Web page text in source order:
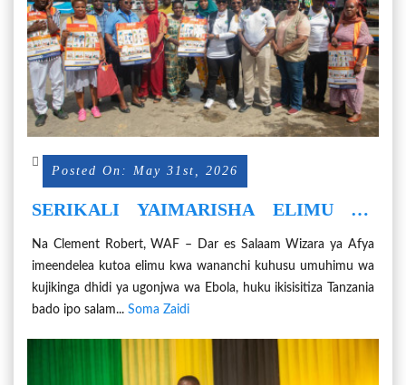
Posted On: May 31st, 2026
SERIKALI YAIMARISHA ELIMU YA
Na Clement Robert, WAF – Dar es Salaam Wizara ya Afya
imeendelea kutoa elimu kwa wananchi kuhusu umuhimu wa
kujikinga dhidi ya ugonjwa wa Ebola, huku ikisisitiza Tanzania
bado ipo salam... Soma Zaidi